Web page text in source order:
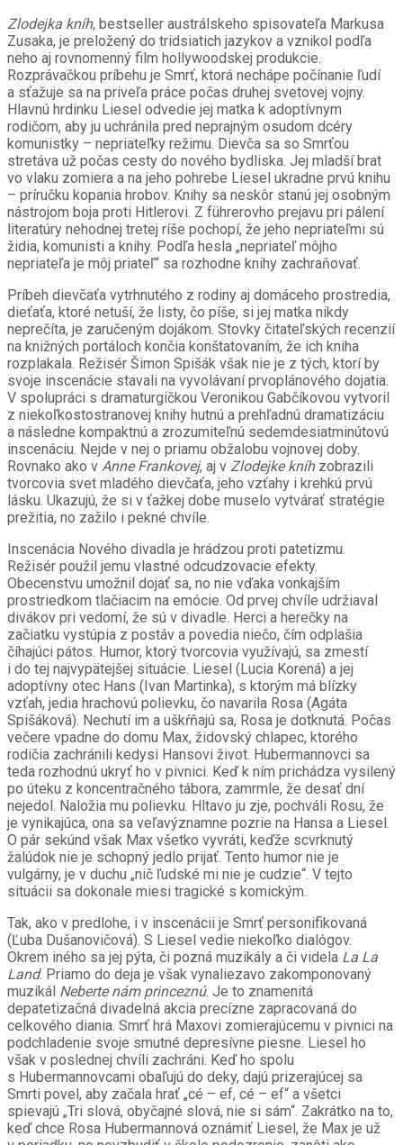
Zlodejka kníh, bestseller austrálskeho spisovateľa Markusa
Zusaka, je preložený do tridsiatich jazykov a vznikol podľa
neho aj rovnomenný film hollywoodskej produkcie.
Rozprávačkou príbehu je Smrť, ktorá nechápe počínanie ľudí
a sťažuje sa na priveľa práce počas druhej svetovej vojny.
Hlavnú hrdinku Liesel odvedie jej matka k adoptívnym
rodičom, aby ju uchránila pred neprajným osudom dcéry
komunistky – nepriateľky režimu. Dievča sa so Smrťou
stretáva už počas cesty do nového bydliska. Jej mladší brat
vo vlaku zomiera a na jeho pohrebe Liesel ukradne prvú knihu
– príručku kopania hrobov. Knihy sa neskôr stanú jej osobným
nástrojom boja proti Hitlerovi. Z führerovho prejavu pri pálení
literatúry nehodnej tretej ríše pochopí, že jeho nepriateľmi sú
židia, komunisti a knihy. Podľa hesla „nepriateľ môjho
nepriateľa je môj priateľ“ sa rozhodne knihy zachraňovať.
Príbeh dievčaťa vytrhnutého z rodiny aj domáceho prostredia,
dieťaťa, ktoré netuší, že listy, čo píše, si jej matka nikdy
neprečíta, je zaručeným dojákom. Stovky čitateľských recenzií
na knižných portáloch končia konštatovaním, že ich kniha
rozplakala. Režisér Šimon Spišák však nie je z tých, ktorí by
svoje inscenácie stavali na vyvolávaní prvoplánového dojatia.
V spolupráci s dramaturgičkou Veronikou Gabčíkovou vytvoril
z niekoľkostostranovej knihy hutnú a prehľadnú dramatizáciu
a následne kompaktnú a zrozumiteľnú sedemdesiatminútovú
inscenáciu. Nejde v nej o priamu obžalobu vojnovej doby.
Rovnako ako v Anne Frankovej, aj v Zlodejke kníhzobrazili
tvorcovia svet mladého dievčaťa, jeho vzťahy i krehkú prvú
lásku. Ukazujú, že si v ťažkej dobe muselo vytvárať stratégie
prežitia, no zažilo i pekné chvíle.
Inscenácia Nového divadla je hrádzou proti patetizmu.
Režisér použil jemu vlastné odcudzovacie efekty.
Obecenstvu umožnil dojať sa, no nie vďaka vonkajším
prostriedkom tlačiacim na emócie. Od prvej chvíle udržiaval
divákov pri vedomí, že sú v divadle. Herci a herečky na
začiatku vystúpia z postáv a povedia niečo, čím odplašia
číhajúci pátos. Humor, ktorý tvorcovia využívajú, sa zmestí
i do tej najvypätejšej situácie. Liesel (Lucia Korená) a jej
adoptívny otec Hans (Ivan Martinka), s ktorým má blízky
vzťah, jedia hrachovú polievku, čo navarila Rosa (Agáta
Spišáková). Nechutí im a uškŕňajú sa, Rosa je dotknutá. Počas
večere vpadne do domu Max, židovský chlapec, ktorého
rodičia zachránili kedysi Hansovi život. Hubermannovci sa
teda rozhodnú ukryť ho v pivnici. Keď k ním prichádza vysilený
po úteku z koncentračného tábora, zamrmle, že desať dní
nejedol. Naložia mu polievku. Hltavo ju zje, pochváli Rosu, že
je vynikajúca, ona sa veľavýznamne pozrie na Hansa a Liesel.
O pár sekúnd však Max všetko vyvráti, keďže scvrknutý
žalúdok nie je schopný jedlo prijať. Tento humor nie je
vulgárny, je v duchu „nič ľudské mi nie je cudzie“. V tejto
situácii sa dokonale miesi tragické s komickým.
Tak, ako v predlohe, i v inscenácii je Smrť personifikovaná
(Ľuba Dušanovičová). S Liesel vedie niekoľko dialógov.
Okrem iného sa jej pýta, či pozná muzikály a či videla La La
Land. Priamo do deja je však vynaliezavo zakomponovaný
muzikál Neberte nám princeznú. Je to znamenitá
depatetizačná divadelná akcia precízne zapracovaná do
celkového diania. Smrť hrá Maxovi zomierajúcemu v pivnici na
podchladenie svoje smutné depresívne piesne. Liesel ho
však v poslednej chvíli zachráni. Keď ho spolu
s Hubermannovcami obaľujú do deky, dajú prizerajúcej sa
Smrti povel, aby začala hrať „cé – ef, cé – ef“ a všetci
spievajú „Tri slová, obyčajné slová, nie si sám“. Zakrátko na to,
keď chce Rosa Hubermannová oznámiť Liesel, že Max je už